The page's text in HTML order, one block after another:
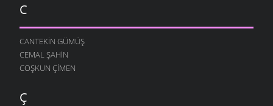
C
CANTEKIN GÜMÜŞ
CEMAL ŞAHIN
COŞKUN ÇIMEN
Ç